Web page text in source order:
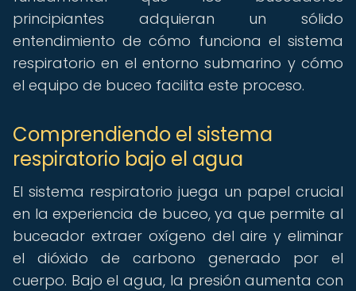
principiantes adquieran un sólido
entendimiento de cómo funciona el sistema
respiratorio en el entorno submarino y cómo
el equipo de buceo facilita este proceso.
Comprendiendo el sistema
respiratorio bajo el agua
El sistema respiratorio juega un papel crucial
en la experiencia de buceo, ya que permite al
buceador extraer oxígeno del aire y eliminar
el dióxido de carbono generado por el
cuerpo. Bajo el agua, la presión aumenta con